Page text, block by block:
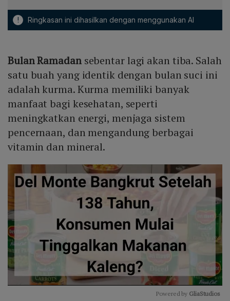
! Ringkasan ini dihasilkan dengan menggunakan AI
Bulan Ramadansebentar lagi akan tiba. Salah
satu buah yang identik dengan bulan suci ini
adalah kurma. Kurma memiliki banyak
manfaat bagi kesehatan, seperti
meningkatkan energi, menjaga sistem
pencernaan, dan mengandung berbagai
vitamin dan mineral.
Powered by GliaStudios